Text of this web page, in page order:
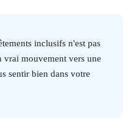
inclusifs n'est pas
vrai mouvement vers une
sentir bien dans votre